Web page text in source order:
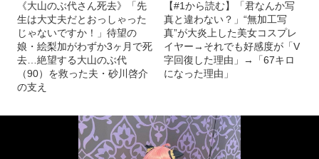
《大山のぶ代さん死去》「先
生は大丈夫だとおっしゃった
じゃないですか！」待望の
娘・絵梨加がわずか3ヶ月で死
去…絶望する大山のぶ代
（90）を救った夫・砂川啓介
の支え
【#1から読む】「君なんか写
真と違わない？」“無加工写
真”が大炎上した美女コスプレ
イヤー→それでも好感度が「V
字回復した理由」→「67キロ
になった理由」